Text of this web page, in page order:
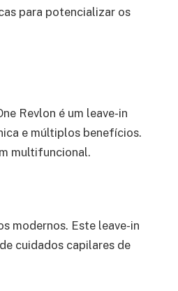
para potencializar os
Revlon é um leave-in
e múltiplos benefícios.
multifuncional.
modernos. Este leave-in
cuidados capilares de